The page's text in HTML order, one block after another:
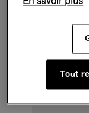
Musique
Pour tous
En savoir plus
Tout